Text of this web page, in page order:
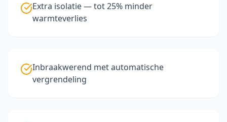
Extra isolatie — tot 25% minder
warmteverlies
Inbraakwerend met automatische
vergrendeling